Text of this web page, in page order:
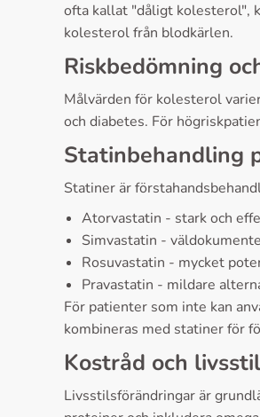
ofta kallat "dåligt kolesterol",
kolesterol från blodkärlen.
Riskbedömning
Målvärden för kolesterol
och diabetes. För
Statinbehandling
Statiner är
Atorvastatin - stark och
Simvastatin -
Rosuvastatin - mycket
Pravastatin - mildare
För patienter som inte kan
kombineras med statiner för
Kostråd och
Livsstilsförändringar är